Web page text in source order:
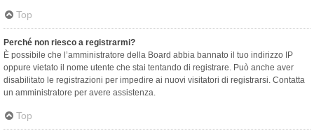
Top
Perché non riesco a registrarmi?
È possibile che l’amministratore della Board abbia bannato il tuo indirizzo IP
oppure vietato il nome utente che stai tentando di registrare. Può anche aver
disabilitato le registrazioni per impedire ai nuovi visitatori di registrarsi. Contatta
un amministratore per avere assistenza.
Top